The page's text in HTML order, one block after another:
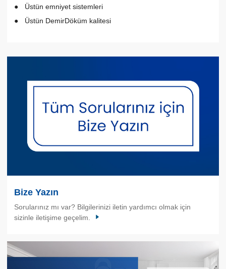
Üstün emniyet sistemleri
Üstün DemirDöküm kalitesi
Bize Yazın
Sorularınız mı var? Bilgilerinizi iletin yardımcı olmak için
sizinle iletişime geçelim.